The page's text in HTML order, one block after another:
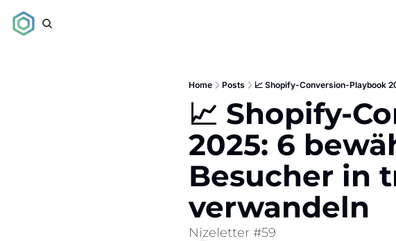
Home Posts 📈 Shopify-Conversion-Playbook
📈 Shopify-
2025: 6
Besucher in
verwandeln
Nizeletter #59